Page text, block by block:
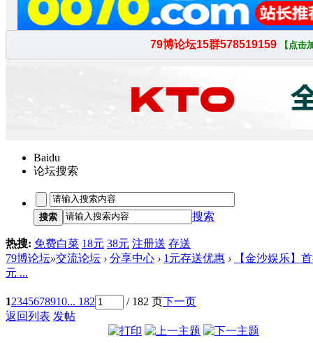
Baidu
论坛搜索
搜索 搜索
热搜: 免费白菜 18元 38元 注册送 存送
79博论坛»交流论坛 › 分享中心 › 1元存送优惠 ›
【金沙娱乐】
元 ...
12345678910... 182 / 182 页下一页
返回列表 发帖